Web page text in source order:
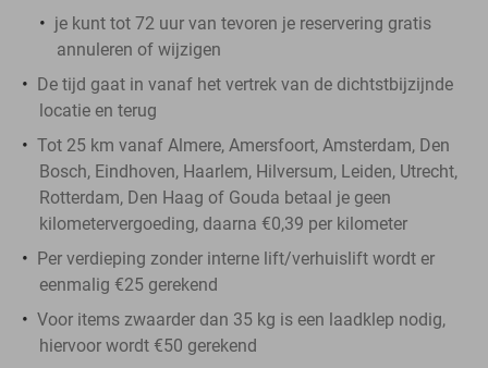
je kunt tot 72 uur van tevoren je reservering gratis
annuleren of wijzigen
De tijd gaat in vanaf het vertrek van de dichtstbijzijnde
locatie en terug
Tot 25 km vanaf Almere, Amersfoort, Amsterdam, Den
Bosch, Eindhoven, Haarlem, Hilversum, Leiden, Utrecht,
Rotterdam, Den Haag of Gouda betaal je geen
kilometervergoeding, daarna €0,39 per kilometer
Per verdieping zonder interne lift/verhuislift wordt er
eenmalig €25 gerekend
Voor items zwaarder dan 35 kg is een laadklep nodig,
hiervoor wordt €50 gerekend